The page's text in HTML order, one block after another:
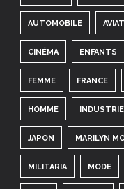
AUTOMOBILE
CINÉMA ENFANTS
FEMME FRANCE
HOMME INDUSTRIE
JAPON MARILYN
MILITARIA MODE